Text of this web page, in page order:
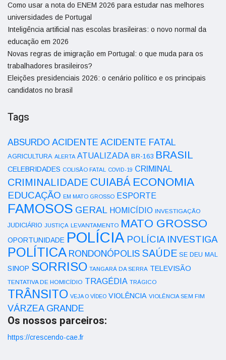
Como usar a nota do ENEM 2026 para estudar nas melhores
universidades de Portugal
Inteligência artificial nas escolas brasileiras: o novo normal da
educação em 2026
Novas regras de imigração em Portugal: o que muda para os
trabalhadores brasileiros?
Eleições presidenciais 2026: o cenário político e os principais
candidatos no brasil
Tags
ABSURDO ACIDENTE ACIDENTE FATAL
AGRICULTURA ALERTA ATUALIZADA BR-163 BRASIL
CELEBRIDADES COLISÃO FATAL COVID-19 CRIMINAL
CRIMINALIDADE CUIABÁ ECONOMIA
EDUCAÇÃO EM MATO GROSSO ESPORTE
FAMOSOS GERAL HOMICÍDIO INVESTIGAÇÃO
JUDICIÁRIO JUSTIÇA LEVANTAMENTO MATO GROSSO
OPORTUNIDADE POLÍCIA POLÍCIA INVESTIGA
POLÍTICA RONDONÓPOLIS SAÚDE SE DEU MAL
SINOP SORRISO TANGARÁ DA SERRA TELEVISÃO
TENTATIVA DE HOMICÍDIO TRAGÉDIA TRÁGICO
TRÂNSITO VEJA O VÍDEO VIOLÊNCIA VIOLÊNCIA SEM FIM
VÁRZEA GRANDE
Os nossos parceiros:
https://crescendo-cae.fr